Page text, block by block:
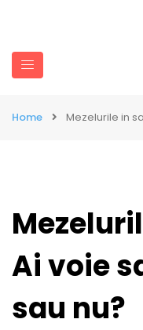
Home Mezelurile in
Ai voie
sau nu?